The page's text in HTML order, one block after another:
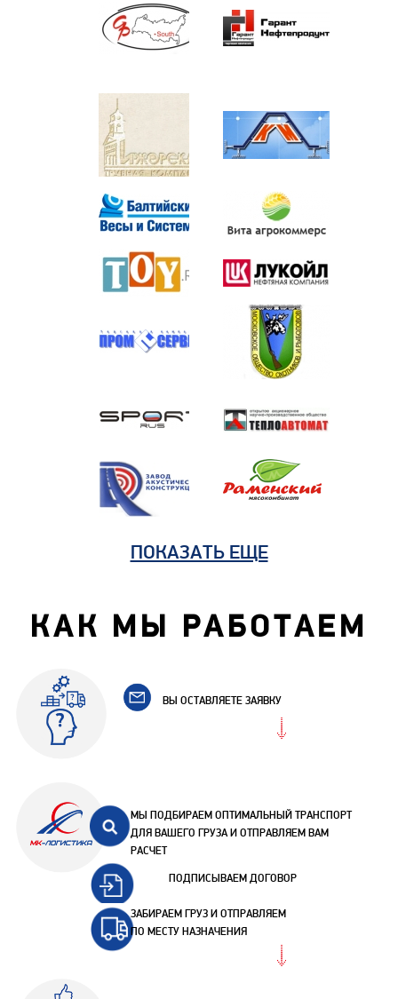
ПОКАЗАТЬ ЕЩЕ
КАК МЫ РАБОТАЕМ
ВЫ ОСТАВЛЯЕТЕ ЗАЯВКУ
МЫ ПОДБИРАЕМ ОПТИМАЛЬНЫЙ ТРАНСПОРТ
ДЛЯ ВАШЕГО ГРУЗА И ОТПРАВЛЯЕМ ВАМ
РАСЧЕТ
ПОДПИСЫВАЕМ ДОГОВОР
ЗАБИРАЕМ ГРУЗ И ОТПРАВЛЯЕМ
ПО МЕСТУ НАЗНАЧЕНИЯ